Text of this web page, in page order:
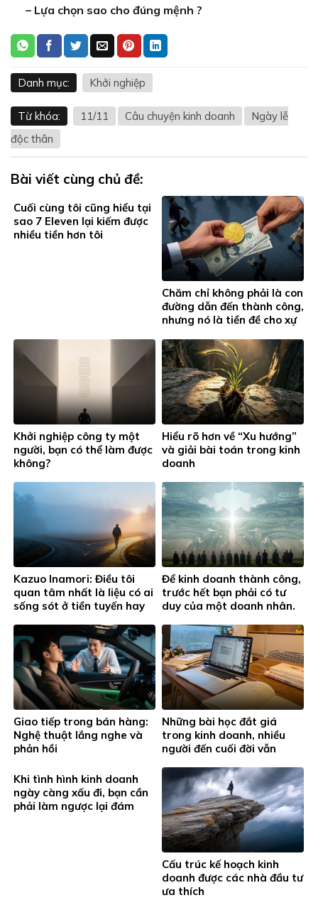
– Lựa chọn sao cho đúng mệnh ?
Danh mục: Khởi nghiệp
Từ khóa: 11/11 Câu chuyện kinh doanh
Ngày lễ
độc thân
Bài viết cùng chủ đề:
Cuối cùng tôi cũng hiểu tại
sao 7 Eleven lại kiếm được
nhiều tiền hơn tôi
Chăm chỉ không phải là con
đường dẫn đến thành công,
nhưng nó là tiền đề cho xự
đây.
Khởi nghiệp công ty một
người, bạn có thể làm được
không?
Hiểu rõ hơn về “Xu hướng”
và giải bài toán trong kinh
doanh
Kazuo Inamori: Điều tôi
quan tâm nhất là liệu có ai
sống sót ở tiền tuyến hay
Để kinh doanh thành công,
trước hết bạn phải có tư
duy của một doanh nhân.
Giao tiếp trong bán hàng:
Nghệ thuật lắng nghe và
phản hồi
Những bài học đắt giá
trong kinh doanh, nhiều
người đến cuối đời vẫn
Khi tình hình kinh doanh
ngày càng xấu đi, bạn cần
phải làm ngược lại đám
Cấu trúc kế hoạch kinh
doanh được các nhà đầu tư
ưa thích